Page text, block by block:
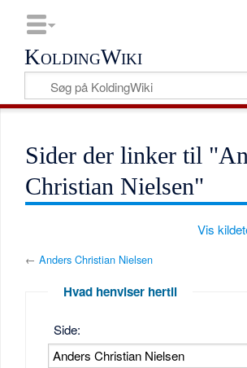
KoldingWiki
Sider der linker til
Christian Nielsen"
Vis
←Anders Christian Nielsen
Hvad henviser hertil
Side: